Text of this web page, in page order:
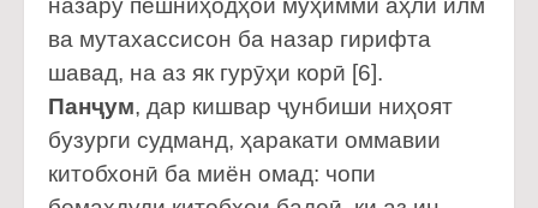
назару пешниҳодҳои муҳимми аҳли илм
ва мутахассисон ба назар гирифта
шавад, на аз як гурӯҳи корӣ [6].
Панҷум, дар кишвар ҷунбиши ниҳоят
бузурги судманд, ҳаракати оммавии
китобхонӣ ба миён омад: чопи